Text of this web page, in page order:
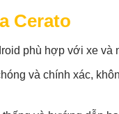
Cerato
phù hợp với xe và
và chính xác,